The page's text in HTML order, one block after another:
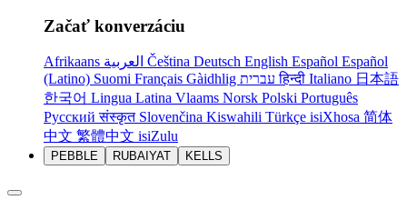
Začať konverzáciu
Afrikaans Čeština Deutsch English Español Español
(Latino) Suomi Français Gàidhlig עבריתहिन्दी Italiano 日本語
한국어 Lingua Latina Vlaams Norsk Polski Português
Русскийसंस्कृत Slovenčina Kiswahili Türkçe isiXhosa 简体
中文 繁體中文 isiZulu
PEBBLE RUBAIYAT KELLS